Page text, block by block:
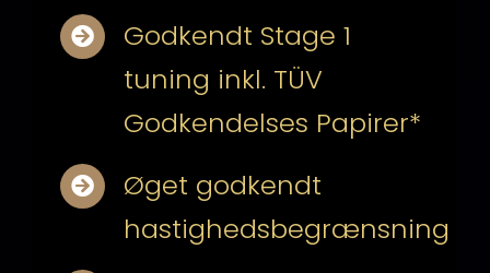
Godkendt Stage 1
tuning inkl. TÜV
Godkendelses Papirer*
Øget godkendt
hastighedsbegrænsning